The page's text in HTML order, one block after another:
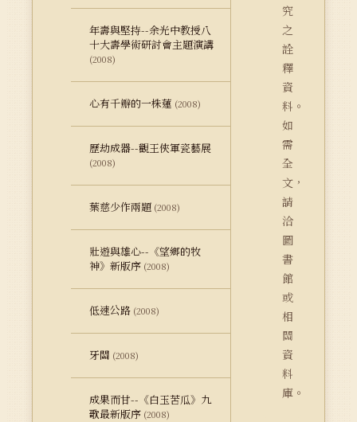
年壽與堅持--余光中教授八
十大壽學術研討會主題演講
(2008)
心有千瓣的一株蓮 (2008)
歷劫成器--觀王俠軍瓷藝展
(2008)
葉慈少作兩題 (2008)
壯遊與雄心--《望鄉的牧
神》新版序 (2008)
低速公路 (2008)
牙關 (2008)
成果而甘--《白玉苦瓜》九
歌最新版序 (2008)
究
之
詮
釋
資
料。
如
需
全
文，
請
洽
圖
書
館
或
相
關
資
料
庫。